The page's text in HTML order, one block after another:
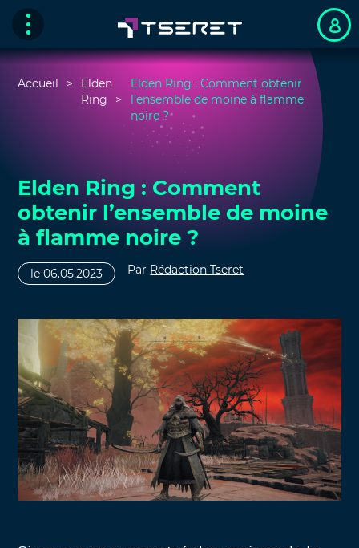
Accueil
Elden
Ring
Elden Ring : Comment obtenir
l’ensemble de moine à flamme
noire ?
Elden Ring : Comment
obtenir l’ensemble de moine
à flamme noire ?
le 06.05.2023 Par Rédaction Tseret